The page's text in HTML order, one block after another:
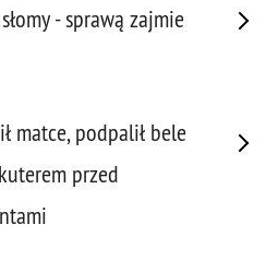
- sprawą zajmie
matce, podpalił bele
przed